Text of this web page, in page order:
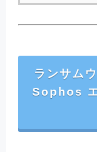
ランサム
Sophos